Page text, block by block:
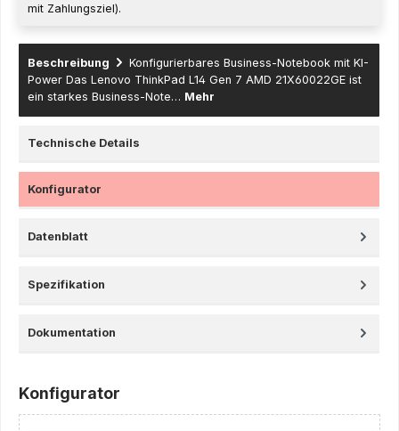
mit Zahlungsziel).
Beschreibung
Konfigurierbares Business-Notebook mit KI-
Power Das Lenovo ThinkPad L14 Gen 7 AMD 21X60022GE ist
ein starkes Business-Note… Mehr
Technische Details
Konfigurator
Datenblatt
Spezifikation
Dokumentation
Konfigurator